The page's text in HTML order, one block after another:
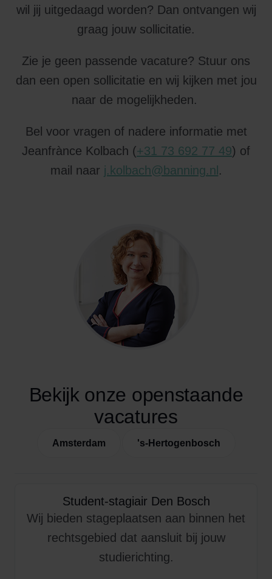
wil jij uitgedaagd worden? Dan ontvangen wij
graag jouw sollicitatie.
Zie je geen passende vacature? Stuur ons
dan een open sollicitatie en wij kijken met jou
naar de mogelijkheden.
Bel voor vragen of nadere informatie met
Jeanfrànce Kolbach (+31 73 692 77 49) of
mail naar j.kolbach@banning.nl .
Bekijk onze openstaande
vacatures
Amsterdam 's-Hertogenbosch
Student-stagiair Den Bosch
Wij bieden stageplaatsen aan binnen het
rechtsgebied dat aansluit bij jouw
studierichting.